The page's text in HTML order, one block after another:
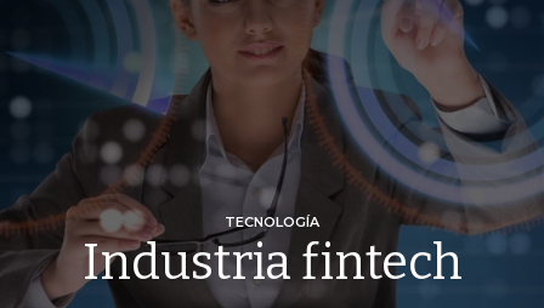
TECNOLOGÍA
Industria fintech